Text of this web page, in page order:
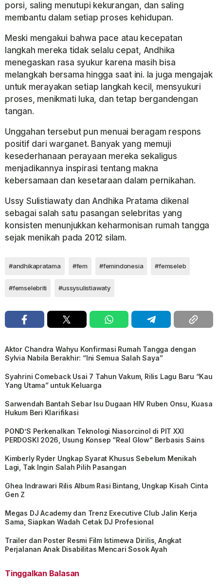
porsi, saling menutupi kekurangan, dan saling
membantu dalam setiap proses kehidupan.
Meski mengakui bahwa pace atau kecepatan
langkah mereka tidak selalu cepat, Andhika
menegaskan rasa syukur karena masih bisa
melangkah bersama hingga saat ini. Ia juga mengajak
untuk merayakan setiap langkah kecil, mensyukuri
proses, menikmati luka, dan tetap bergandengan
tangan.
Unggahan tersebut pun menuai beragam respons
positif dari warganet. Banyak yang memuji
kesederhanaan perayaan mereka sekaligus
menjadikannya inspirasi tentang makna
kebersamaan dan kesetaraan dalam pernikahan.
Ussy Sulistiawaty dan Andhika Pratama dikenal
sebagai salah satu pasangan selebritas yang
konsisten menunjukkan keharmonisan rumah tangga
sejak menikah pada 2012 silam.
#andhikapratama #fem #femindonesia #femseleb
#femselebriti #ussysulistiawaty
Aktor Chandra Wahyu Konfirmasi Rumah Tangga dengan
Sylvia Nabila Berakhir: “Ini Semua Salah Saya”
Syahrini Comeback Usai 7 Tahun Vakum, Rilis Lagu Baru “Kau
Yang Utama” untuk Keluarga
Sarwendah Bantah Sebar Isu Dugaan HIV Ruben Onsu, Kuasa
Hukum Beri Klarifikasi
POND’S Perkenalkan Teknologi Niasorcinol di PIT XXI
PERDOSKI 2026, Usung Konsep “Real Glow” Berbasis Sains
Kimberly Ryder Ungkap Syarat Khusus Sebelum Menikah
Lagi, Tak Ingin Salah Pilih Pasangan
Ghea Indrawari Rilis Album Rasi Bintang, Ungkap Kisah Cinta
Gen Z
Megas DJ Academy dan Trenz Executive Club Jalin Kerja
Sama, Siapkan Wadah Cetak DJ Profesional
Trailer dan Poster Resmi Film Istimewa Dirilis, Angkat
Perjalanan Anak Disabilitas Mencari Sosok Ayah
Tinggalkan Balasan